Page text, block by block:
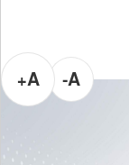
A-
A+